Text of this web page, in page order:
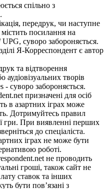
спільно з
передрук, чи наступне
посилання на
суворо забороняється.
Я-Корреспондент є автор
та відтворення
аудіовізуальних творів
- суворо забороняється.
призначені для осіб
в азартних іграх може
Дотримуйтесь правил
гри. При виявленні перших
до спеціаліста.
іграх не може бути
роботі.
не проводить
гроші, також сайт не
ставок та інших
бути пов’язані з